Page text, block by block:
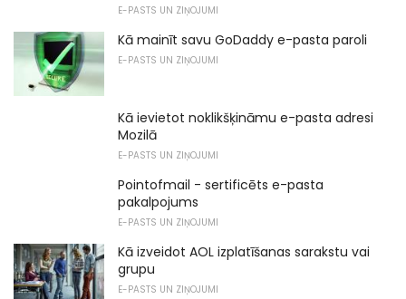
E-PASTS UN ZIŅOJUMI
Kā mainīt savu GoDaddy e-pasta paroli
E-PASTS UN ZIŅOJUMI
Kā ievietot noklikšķināmu e-pasta adresi
Mozilā
E-PASTS UN ZIŅOJUMI
Pointofmail - sertificēts e-pasta
pakalpojums
E-PASTS UN ZIŅOJUMI
Kā izveidot AOL izplatīšanas sarakstu vai
grupu
E-PASTS UN ZIŅOJUMI